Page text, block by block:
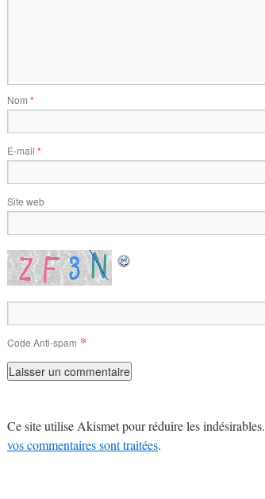
Nom *
E-mail *
Site web
Code Anti-spam *
Ce site utilise Akismet pour réduire les indésirables.
vos commentaires sont traitées.